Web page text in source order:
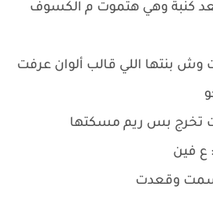
كنبة وهي هتموت م الكسوف
بنتها اللي قالب ألوان عرفت
تخرج بس ريم مسكتها
ع فين
وقعدت